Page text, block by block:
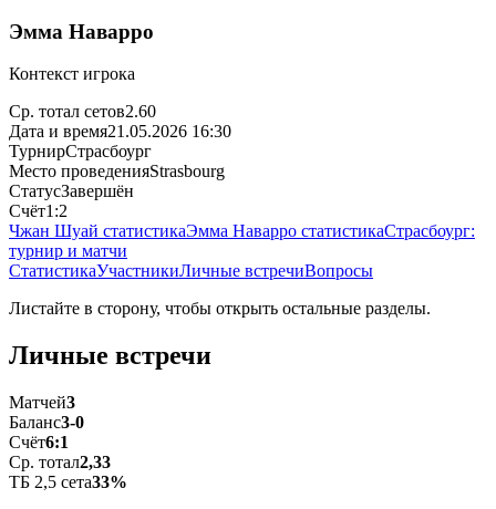
Эмма Наварро
Контекст игрока
Ср. тотал сетов2.60
Дата и время21.05.2026 16:30
ТурнирСтрасбоург
Место проведенияStrasbourg
СтатусЗавершён
Счёт1:2
Чжан Шуай статистикаЭмма Наварро статистикаСтрасбоург:
турнир и матчи
СтатистикаУчастникиЛичные встречиВопросы
Листайте в сторону, чтобы открыть остальные разделы.
Личные встречи
Матчей3
Баланс3-0
Счёт6:1
Ср. тотал2,33
ТБ 2,5 сета33%